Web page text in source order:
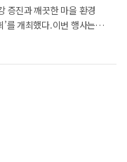
증진과 깨끗한 마을 환경
를 개최했다.이번 행사는
구까지 이어지는 코스로